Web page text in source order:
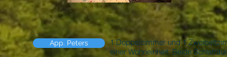
App. Peters
1 Doppelzimmer und 1
einer Wohneinheit. Beide